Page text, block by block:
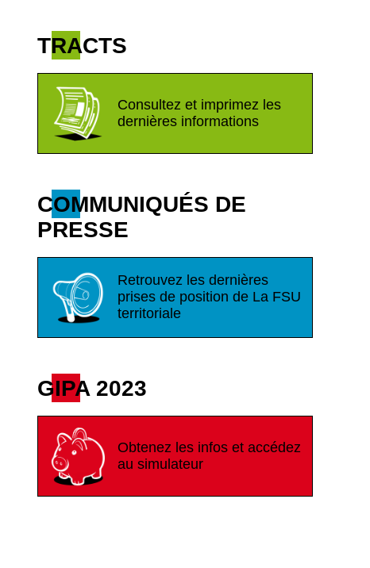
TRACTS
Consultez et imprimez les
dernières informations
COMMUNIQUÉS DE
PRESSE
Retrouvez les dernières
prises de position de La FSU
territoriale
GIPA 2023
Obtenez les infos et accédez
au simulateur